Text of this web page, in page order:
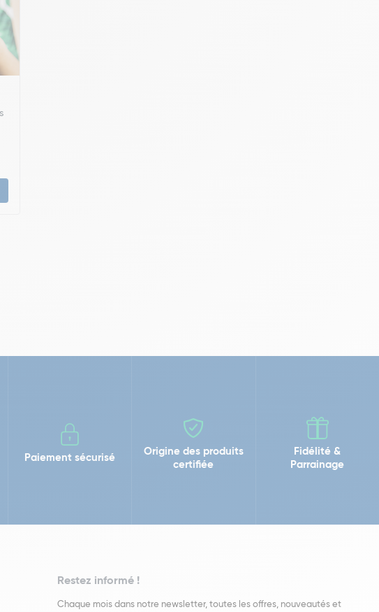
Paiement sécurisé
Origine des produits
certifiée
Fidélité &
Parrainage
Restez informé !
Chaque mois dans notre newsletter, toutes les offres, nouveautés et